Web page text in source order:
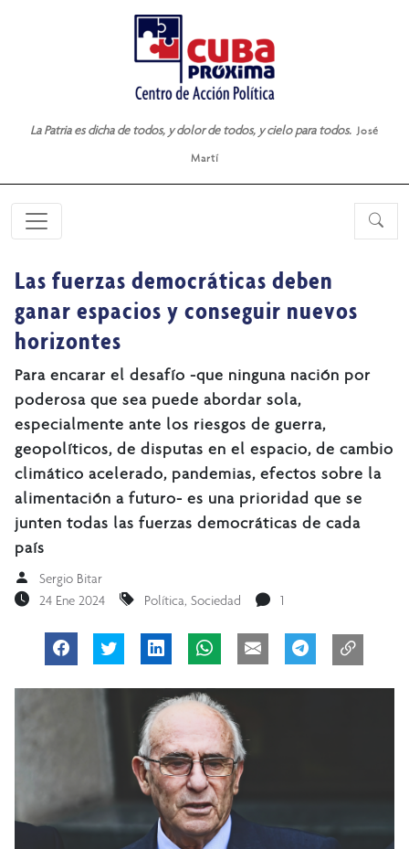
La Patria es dicha de todos, y dolor de todos, y cielo para todos. José
Martí
Las fuerzas democráticas deben
ganar espacios y conseguir nuevos
horizontes
Para encarar el desafío -que ninguna nación por
poderosa que sea puede abordar sola,
especialmente ante los riesgos de guerra,
geopolíticos, de disputas en el espacio, de cambio
climático acelerado, pandemias, efectos sobre la
alimentación a futuro- es una prioridad que se
junten todas las fuerzas democráticas de cada
país
Sergio Bitar
24 Ene 2024
Política, Sociedad 1